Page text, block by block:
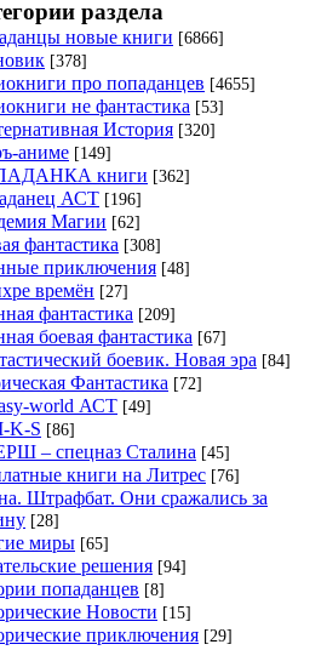
раздела
новые книги [6866]
[378]
про попаданцев [4655]
не фантастика [53]
История [320]
аниме [149]
книги [362]
АСТ [196]
Магии [62]
фантастика [308]
приключения [48]
времён [27]
фантастика [209]
боевая фантастика [67]
боевик. Новая эра [84]
Фантастика [72]
world АСТ [49]
K-S [86]
– спецназ Сталина [45]
книги на Литрес [76]
Штрафбат. Они сражались за
[28]
миры [65]
решения [94]
попаданцев [8]
Новости [15]
приключения [29]